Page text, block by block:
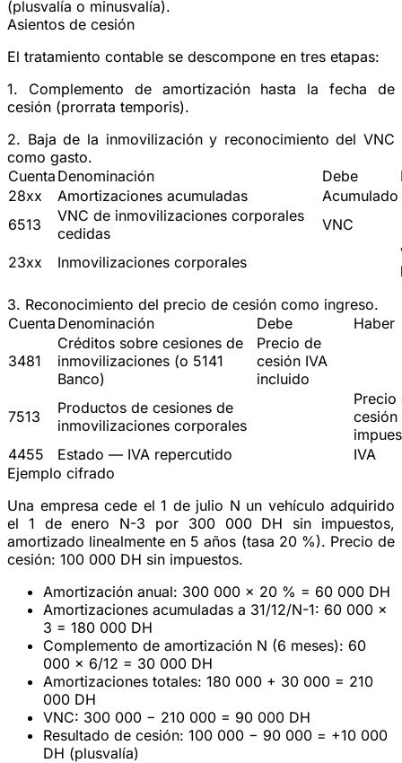
(plusvalía o minusvalía).
Asientos de cesión
El tratamiento contable se descompone en tres etapas:
1. Complemento de amortizaciónhasta la fecha de
cesión (prorrata temporis).
2. Baja de la inmovilizacióny reconocimiento del VNC
como gasto.
Cuenta Denominación Debe
28xx
Amortizaciones acumuladas
Acumulado
6513
VNC de inmovilizaciones corporales
cedidas
VNC
23xx Inmovilizaciones corporales
3. Reconocimiento del precio de cesión como ingreso.
Cuenta Denominación Debe Haber
3481
Créditos sobre cesiones de
inmovilizaciones (o 5141
Banco)
Precio de
cesión IVA
incluido
7513
Productos de cesiones de
inmovilizaciones corporales
Precio
cesión
4455
Estado — IVA repercutido
IVA
Ejemplo cifrado
Una empresa cede el 1 de julio N un vehículo adquirido
el 1 de enero N-3 por 300 000 DH sin impuestos,
amortizado linealmente en 5 años (tasa 20 %). Precio de
cesión: 100 000 DH sin impuestos.
Amortización anual: 300 000 × 20 % = 60 000 DH
Amortizaciones acumuladas a 31/12/N-1: 60 000 ×
3 = 180 000 DH
Complemento de amortización N (6 meses): 60
000 × 6/12 = 30 000 DH
Amortizaciones totales: 180 000 + 30 000 = 210
000 DH
VNC: 300 000 − 210 000 = 90 000 DH
Resultado de cesión: 100 000 − 90 000 = +10 000
DH (plusvalía)